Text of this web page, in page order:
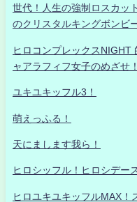
世代！人生の強制ロスカッ
のクリスタルキングボンビ
ヒロコンプレックスNIGHT
ャアラフィフ女子のめざせ
ユキユキッフル3！
萌えっふる！
天にまします我ら！
ヒロシッフル！ヒロシデー
ヒロユキユキッフルMAX！